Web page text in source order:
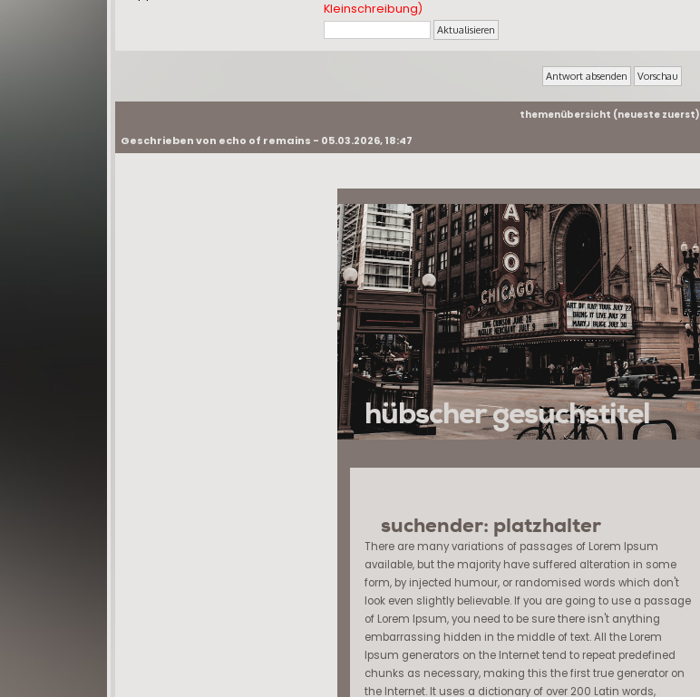
Kleinschreibung)
themenübersicht (neueste zuerst)
Geschrieben von echo of remains - 05.03.2026, 18:47
hübscher gesuchstitel
suchender: platzhalter
There are many variations of passages of Lorem Ipsum
available, but the majority have suffered alteration in some
form, by injected humour, or randomised words which don't
look even slightly believable. If you are going to use a passage
of Lorem Ipsum, you need to be sure there isn't anything
embarrassing hidden in the middle of text. All the Lorem
Ipsum generators on the Internet tend to repeat predefined
chunks as necessary, making this the first true generator on
the Internet. It uses a dictionary of over 200 Latin words,